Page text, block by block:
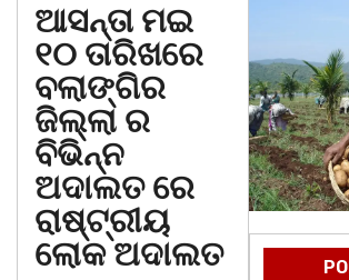
ଆସନ୍ତା ମଇ
୧୦ ତାରିଖରେ
ବଲାଙ୍ଗିର
ଜିଲ୍ଲା ର
ବିଭିନ୍ନ
ଅଦାଲତ ରେ
ରାଷ୍ଟ୍ରୀୟ
ଲୋକ ଅଦାଲତ